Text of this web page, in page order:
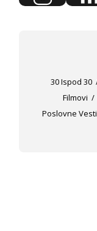
30 Ispod 30
Filmovi
Poslovne Vesti